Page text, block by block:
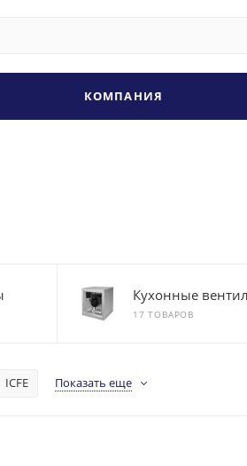
КОМПАНИЯ
Кухонные
17 ТОВАРОВ
ICFE Показать еще